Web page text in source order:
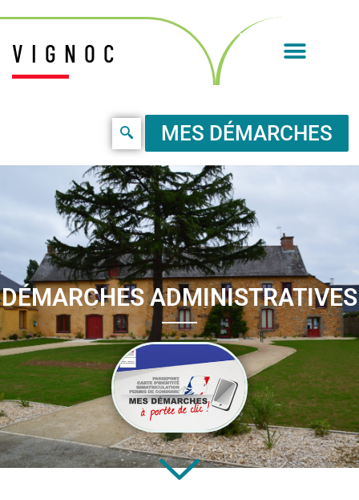
VIGNOC
MES DÉMARCHES
DÉMARCHES ADMINISTRATIVES